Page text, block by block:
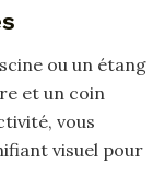
ou un étang
et un coin
vous
visuel pour